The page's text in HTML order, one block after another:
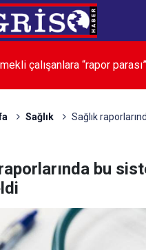
Figen Yüksekdağ’dan ‘çerçeve
“Dar ama
Sağlık
Sağlık
bu